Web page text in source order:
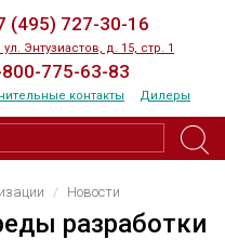
(495) 727-30-16
ул. Энтузиастов, д. 15, стр. 1
775-63-83
контакты Дилеры
Новости
разработки